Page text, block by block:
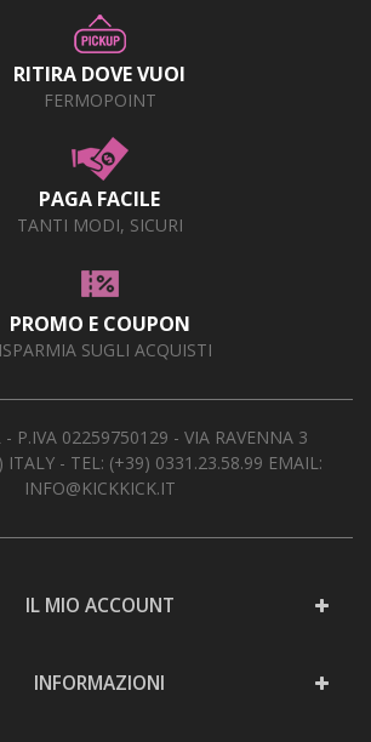
RITIRA DOVE VUOI
FERMOPOINT
PAGA FACILE
TANTI MODI, SICURI
PROMO E COUPON
SUGLI ACQUISTI
- P.IVA 02259750129 - VIA RAVENNA 3
ITALY - TEL: (+39) 0331.23.58.99 EMAIL:
INFO@KICKKICK.IT
IL MIO ACCOUNT
INFORMAZIONI